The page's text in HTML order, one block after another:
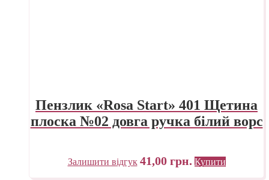
Пензлик «Rosa Start» 401 Щетина
плоска №02 довга ручка білий ворс
Залишити відгук 41,00 грн. Купити